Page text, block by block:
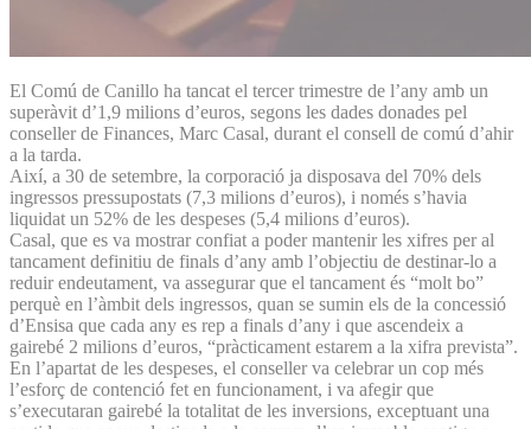
El Comú de Canillo ha tancat el tercer trimestre de l’any amb un
superàvit d’1,9 milions d’euros, segons les dades donades pel
conseller de Finances, Marc Casal, durant el consell de comú d’ahir
a la tarda.
Així, a 30 de setembre, la corporació ja disposava del 70% dels
ingressos pressupostats (7,3 milions d’euros), i només s’havia
liquidat un 52% de les despeses (5,4 milions d’euros).
Casal, que es va mostrar confiat a poder mantenir les xifres per al
tancament definitiu de finals d’any amb l’objectiu de destinar-lo a
reduir endeutament, va assegurar que el tancament és “molt bo”
perquè en l’àmbit dels ingressos, quan se sumin els de la concessió
d’Ensisa que cada any es rep a finals d’any i que ascendeix a
gairebé 2 milions d’euros, “pràcticament estarem a la xifra prevista”.
En l’apartat de les despeses, el conseller va celebrar un cop més
l’esforç de contenció fet en funcionament, i va afegir que
s’executaran gairebé la totalitat de les inversions, exceptuant una